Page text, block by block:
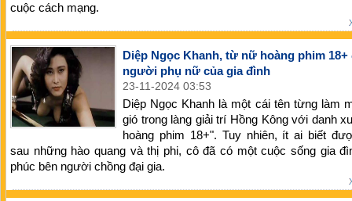
cuộc cách mạng.
Diệp Ngọc Khanh, từ nữ hoàng phim 18+
người phụ nữ của gia đình
23-11-2024 03:53
Diệp Ngọc Khanh là một cái tên từng làm
gió trong làng giải trí Hồng Kông với danh
hoàng phim 18+". Tuy nhiên, ít ai biết
sau những hào quang và thị phi, cô đã có một cuộc sống gia
phúc bên người chồng đại gia.